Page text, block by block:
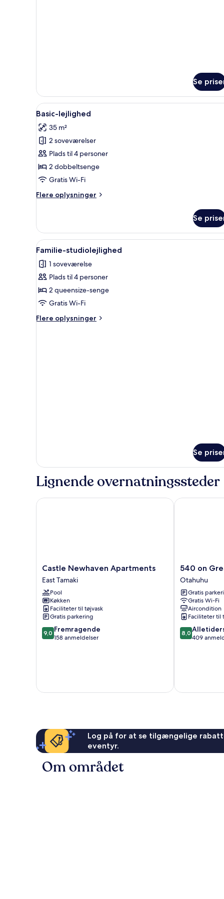
Se
Indlæs
alle
billeder
af
Basic-
lejlighed
Et moderne køkken med
7
Basic-lejlighed
35 m²
2 soveværelser
Plads til 4 personer
2 dobbeltsenge
Gratis Wi-Fi
Flere oplysninger
Flere
lejlighed
Se
Indlæs
alle
billeder
af
Familie-
studiolejlighed
Et soveværelse med en
6
Familie-studiolejlighed
1 soveværelse
Plads til 4 personer
2 queensize-senge
Gratis Wi-Fi
Flere oplysninger
Flere
Se
Lignende overnatningssteder
Castle
Newhaven
Apartments
East
Tamaki
Castle Newhaven Apartments
East Tamaki
Pool
Køkken
Faciliteter til tøjvask
Gratis parkering
9.0
ud
9,0 Fremragende
158 anmeldelser
Castle Newhaven Apartments
540
on
Great
South
Motel
Otahuhu
540 on
Otahuhu
Gratis
Gratis Wi-Fi
Aircondition
Faciliteter til
8.0
ud
8,0
409
540 on Great
Log på for at se tilgængelige
eventyr.
Om området